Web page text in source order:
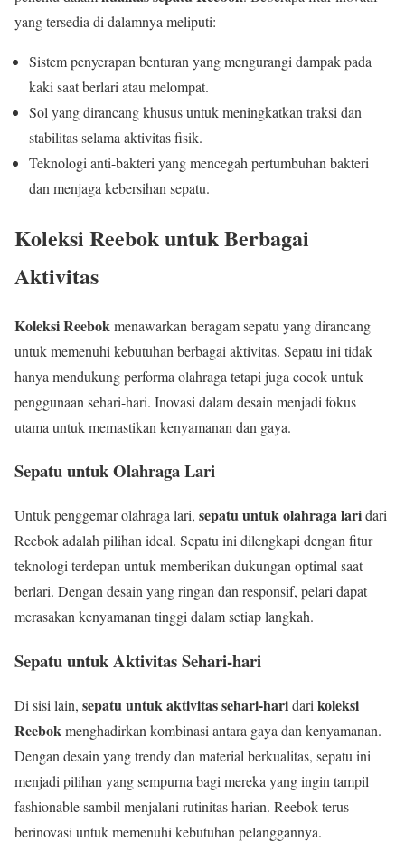
yang tersedia di dalamnya meliputi:
Sistem penyerapan benturan yang mengurangi dampak pada
kaki saat berlari atau melompat.
Sol yang dirancang khusus untuk meningkatkan traksi dan
stabilitas selama aktivitas fisik.
Teknologi anti-bakteri yang mencegah pertumbuhan bakteri
dan menjaga kebersihan sepatu.
Koleksi Reebok untuk Berbagai
Aktivitas
Koleksi Reebokmenawarkan beragam sepatu yang dirancang
untuk memenuhi kebutuhan berbagai aktivitas. Sepatu ini tidak
hanya mendukung performa olahraga tetapi juga cocok untuk
penggunaan sehari-hari. Inovasi dalam desain menjadi fokus
utama untuk memastikan kenyamanan dan gaya.
Sepatu untuk Olahraga Lari
Untuk penggemar olahraga lari, sepatu untuk olahraga laridari
Reebok adalah pilihan ideal. Sepatu ini dilengkapi dengan fitur
teknologi terdepan untuk memberikan dukungan optimal saat
berlari. Dengan desain yang ringan dan responsif, pelari dapat
merasakan kenyamanan tinggi dalam setiap langkah.
Sepatu untuk Aktivitas Sehari-hari
Di sisi lain, sepatu untuk aktivitas sehari-haridari koleksi
Reebokmenghadirkan kombinasi antara gaya dan kenyamanan.
Dengan desain yang trendy dan material berkualitas, sepatu ini
menjadi pilihan yang sempurna bagi mereka yang ingin tampil
fashionable sambil menjalani rutinitas harian. Reebok terus
berinovasi untuk memenuhi kebutuhan pelanggannya.